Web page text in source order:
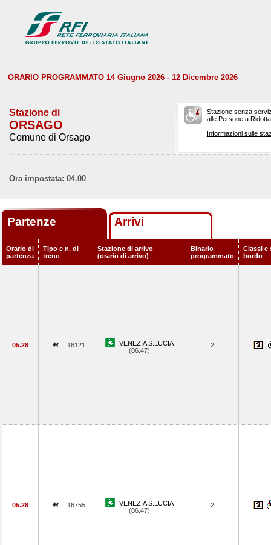
ORARIO PROGRAMMATO 14 Giugno 2026 - 12 Dicembre 2026
Stazione di
ORSAGO
Comune di Orsago
Stazione senza
alle Persone a
Informazioni sulle
Ora impostata: 04.00
Partenze Arrivi
Orario di
partenza
Tipo e n. di
treno
Stazione di arrivo
(orario di arrivo)
Binario
programmato
Classi e
bordo
05.28 16121
VENEZIA S.LUCIA
(06.47)
2
05.28 16755
VENEZIA S.LUCIA
(06.47)
2